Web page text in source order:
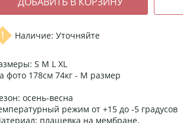
Наличие: Уточняйте
S M L XL
фото 178см 74кг - М размер
осень-весна
режим от +15 до -5 градусов
плащевка на мембране.